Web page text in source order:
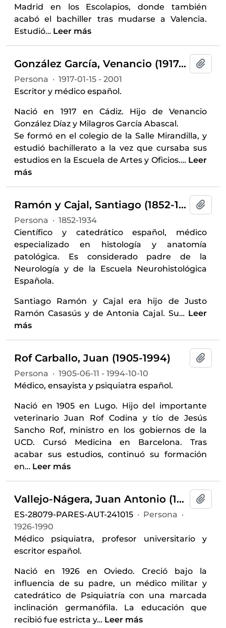
Madrid en los Escolapios, donde también
acabó el bachiller tras mudarse a Valencia.
Estudió… Leer más
González García, Venancio (1917-2001)
Persona · 1917-01-15 - 2001
Escritor y médico español.
Nació en 1917 en Cádiz. Hijo de Venancio
González Díaz y Milagros García Abascal.
Se formó en el colegio de la Salle Mirandilla, y
estudió bachillerato a la vez que cursaba sus
estudios en la Escuela de Artes y Oficios.… Leer
más
Ramón y Cajal, Santiago (1852-1934)
Persona · 1852-1934
Científico y catedrático español, médico
especializado en histología y anatomía
patológica. Es considerado padre de la
Neurología y de la Escuela Neurohistológica
Española.
Santiago Ramón y Cajal era hijo de Justo
Ramón Casasús y de Antonia Cajal. Su… Leer
más
Rof Carballo, Juan (1905-1994)
Persona · 1905-06-11 - 1994-10-10
Médico, ensayista y psiquiatra español.
Nació en 1905 en Lugo. Hijo del importante
veterinario Juan Rof Codina y tío de Jesús
Sancho Rof, ministro en los gobiernos de la
UCD. Cursó Medicina en Barcelona. Tras
acabar sus estudios, continuó su formación
en… Leer más
Vallejo-Nágera, Juan Antonio (1926-1990)
ES-28079-PARES-AUT-241015 · Persona ·
1926-1990
Médico psiquiatra, profesor universitario y
escritor español.
Nació en 1926 en Oviedo. Creció bajo la
influencia de su padre, un médico militar y
catedrático de Psiquiatría con una marcada
inclinación germanófila. La educación que
recibió fue estricta y… Leer más